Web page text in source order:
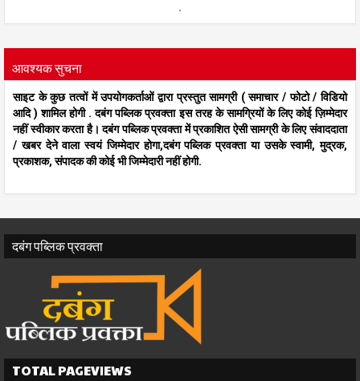
.
आवश्यक सुचना
साइट के कुछ तत्वों में उपयोगकर्ताओं द्वारा प्रस्तुत सामग्री ( समाचार / फोटो / विडियो
आदि ) शामिल होगी . दबंग पब्लिक प्रवक्ता इस तरह के सामग्रियों के लिए कोई ज़िम्मेदार
नहीं स्वीकार करता है। दबंग पब्लिक प्रवक्ता में प्रकाशित ऐसी सामग्री के लिए संवाददाता
/ खबर देने वाला स्वयं जिम्मेदार होगा,दबंग पब्लिक प्रवक्ता या उसके स्वामी, मुद्रक,
प्रकाशक, संपादक की कोई भी जिम्मेदारी नहीं होगी.
दबंग पब्लिक प्रवक्ता
TOTAL PAGEVIEWS